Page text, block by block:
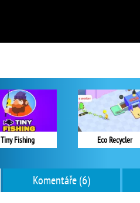
Tiny Fishing Eco Recycler
Komentáře (6)